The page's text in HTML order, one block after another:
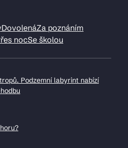
DovolenáZa poznáním
nocSe školou
Podzemní labyrint nabízí